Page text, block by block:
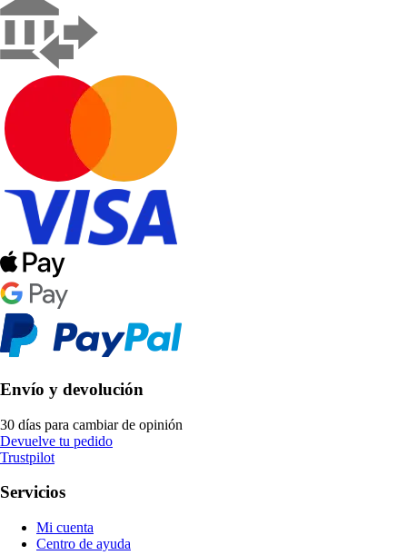
Envío y devolución
30 días para cambiar de opinión
Devuelve tu pedido
Trustpilot
Servicios
Mi cuenta
Centro de ayuda